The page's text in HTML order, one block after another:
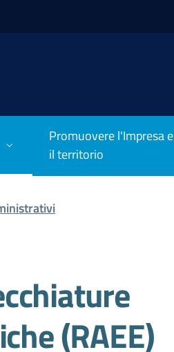
Promuovere l'Impresa e
il territorio
(RAEE)